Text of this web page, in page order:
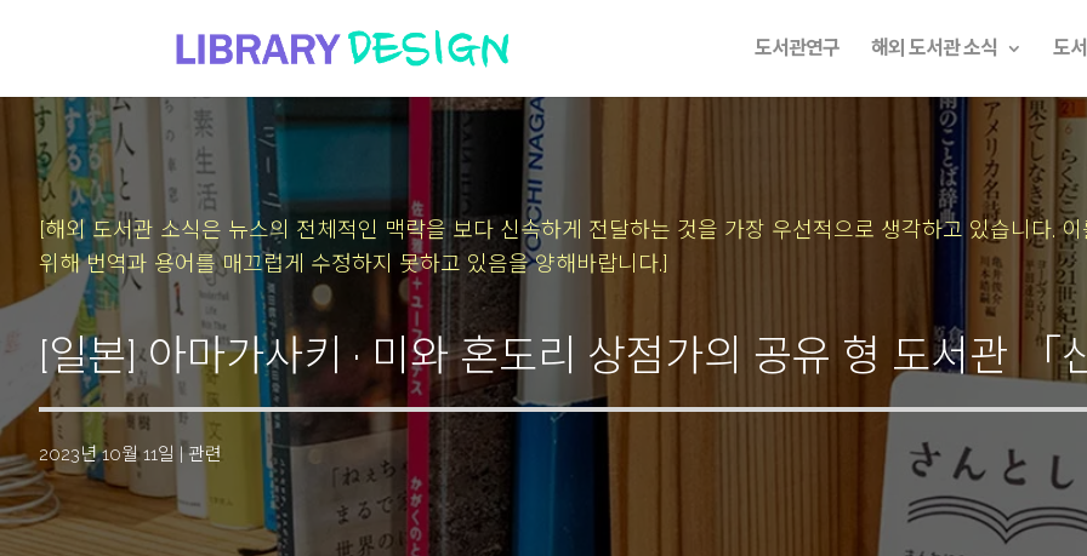
도서관연구 해외 도서관 소식 도
[해외 도서관 소식은 뉴스의 전체적인 맥락을 보다 신속하게 전달하는 것을 가장 우선적으로 생각하고 있습니다.이
위해 번역과 용어를 매끄럽게 수정하지 못하고 있음을 양해바랍니다.]
[일본] 아마가사키 · 미와 혼도리 상점가의 공유 형 도서관 「
2023년 10월 11일 |관련